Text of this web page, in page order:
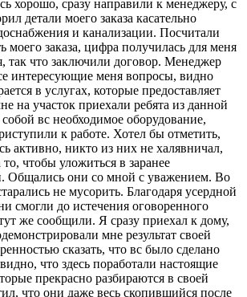
хорошо, сразу направили к менеджеру, с
детали моего заказа касательно
и канализации. Посчитали
моего заказа, цифра получилась для меня
так что заключили договор. Менеджер
интересующие меня вопросы, видно
в услугах, которые предоставляет
на участок приехали ребята из данной
вс необходимое оборудование,
к работе. Хотел бы отметить,
активно, никто из них не халявничал,
чтобы уложиться в заранее
Общались они со мной с уважением. Во
не мусорить. Благодаря усердной
смогли до истечения оговоренного
же сообщили. Я сразу приехал к дому,
мне результат своей
сказать, что вс было сделано
что здесь поработали настоящие
прекрасно разбираются в своей
что они даже весь скопившийся после